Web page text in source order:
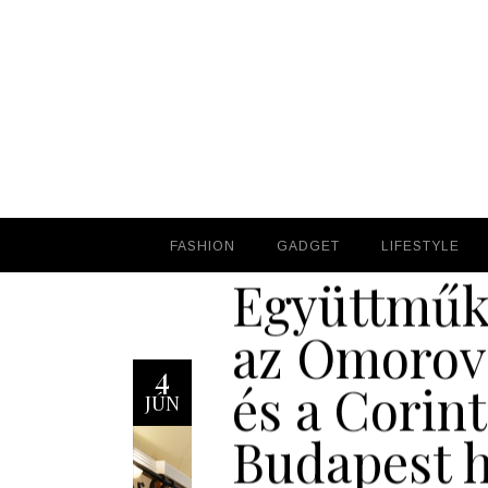
FASHION
FASHION GADGET
GADGET LIFESTYLE
LIFESTYLE
4
JÚN
az
és a
Budapest